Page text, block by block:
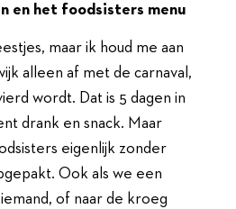
en het foodsisters menu
maar ik houd me aan
alleen af met de carnaval,
wordt. Dat is 5 dagen in
drank en snack. Maar
eigenlijk zonder
Ook als we een
of naar de kroeg